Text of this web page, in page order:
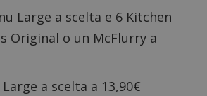
Large a scelta e 6 Kitchen
Original o un McFlurry a
a scelta a 13,90€